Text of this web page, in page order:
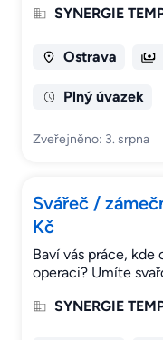
SYNERGIE
Ostrava
Plný úvazek
Zveřejněno: 3. srpna
Svářeč /
Kč
Baví vás práce,
operaci? Umíte
SYNERGIE